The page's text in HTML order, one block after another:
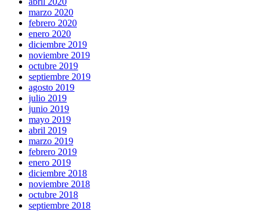
marzo 2020
febrero 2020
enero 2020
diciembre 2019
noviembre 2019
octubre 2019
septiembre 2019
agosto 2019
julio 2019
junio 2019
mayo 2019
abril 2019
marzo 2019
febrero 2019
enero 2019
diciembre 2018
noviembre 2018
octubre 2018
septiembre 2018